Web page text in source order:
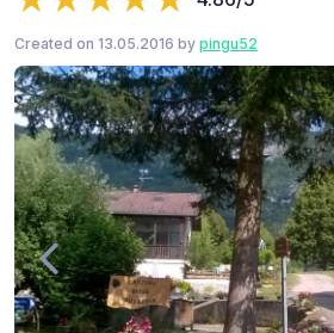
Created on 13.05.2016 by pingu52